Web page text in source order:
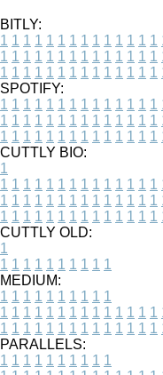
BITLY:
1 1 1 1 1 1 1 1 1 1 1 1 1 1
1 1 1 1 1 1 1 1 1 1 1 1 1 1
1 1 1 1 1 1 1 1 1 1 1 1 1 1
SPOTIFY:
1 1 1 1 1 1 1 1 1 1 1 1 1 1
1 1 1 1 1 1 1 1 1 1 1 1 1 1
1 1 1 1 1 1 1 1 1 1 1 1 1 1
CUTTLY BIO:
1
1 1 1 1 1 1 1 1 1 1 1 1 1 1
1 1 1 1 1 1 1 1 1 1 1 1 1 1
1 1 1 1 1 1 1 1 1 1 1 1 1 1
CUTTLY OLD:
1
1 1 1 1 1 1 1 1 1 1
MEDIUM:
1 1 1 1 1 1 1 1 1 1
1 1 1 1 1 1 1 1 1 1 1 1 1 1
1 1 1 1 1 1 1 1 1 1 1 1 1 1
PARALLELS:
1 1 1 1 1 1 1 1 1 1